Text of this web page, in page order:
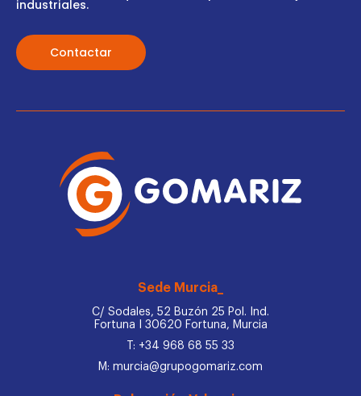
industriales.
Contactar
Sede Murcia_
C/ Sodales, 52 Buzón 25 Pol. Ind.
Fortuna I 30620 Fortuna, Murcia
T: +34 968 68 55 33
M: murcia@grupogomariz.com